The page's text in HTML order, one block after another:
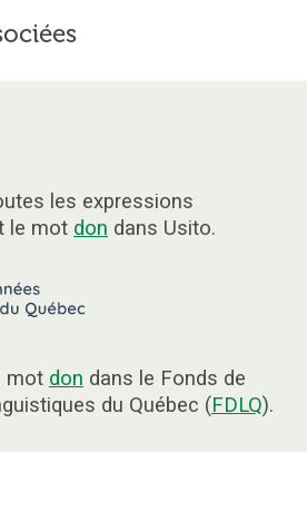
les expressions
le mot don dans Usito.
mot don dans le Fonds de
du Québec (FDLQ).